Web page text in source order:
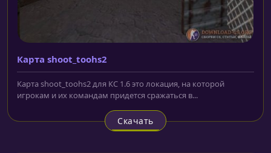
Карта shoot_toohs2
Карта shoot_toohs2 для КС 1.6 это локация, на которой
игрокам и их командам придется сражаться в...
Скачать